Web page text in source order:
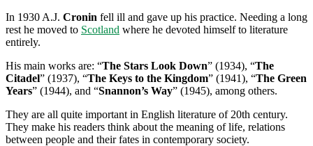
In 1930 A.J. Cronin fell ill and gave up his practice. Needing a long
rest he moved to Scotland where he devoted himself to literature
entirely.
His main works are: “The Stars Look Down” (1934), “The
Citadel” (1937), “The Keys to the Kingdom” (1941), “The Green
Years” (1944), and “Snannon’s Way” (1945), among others.
They are all quite important in English literature of 20th century.
They make his readers think about the meaning of life, relations
between people and their fates in contemporary society.